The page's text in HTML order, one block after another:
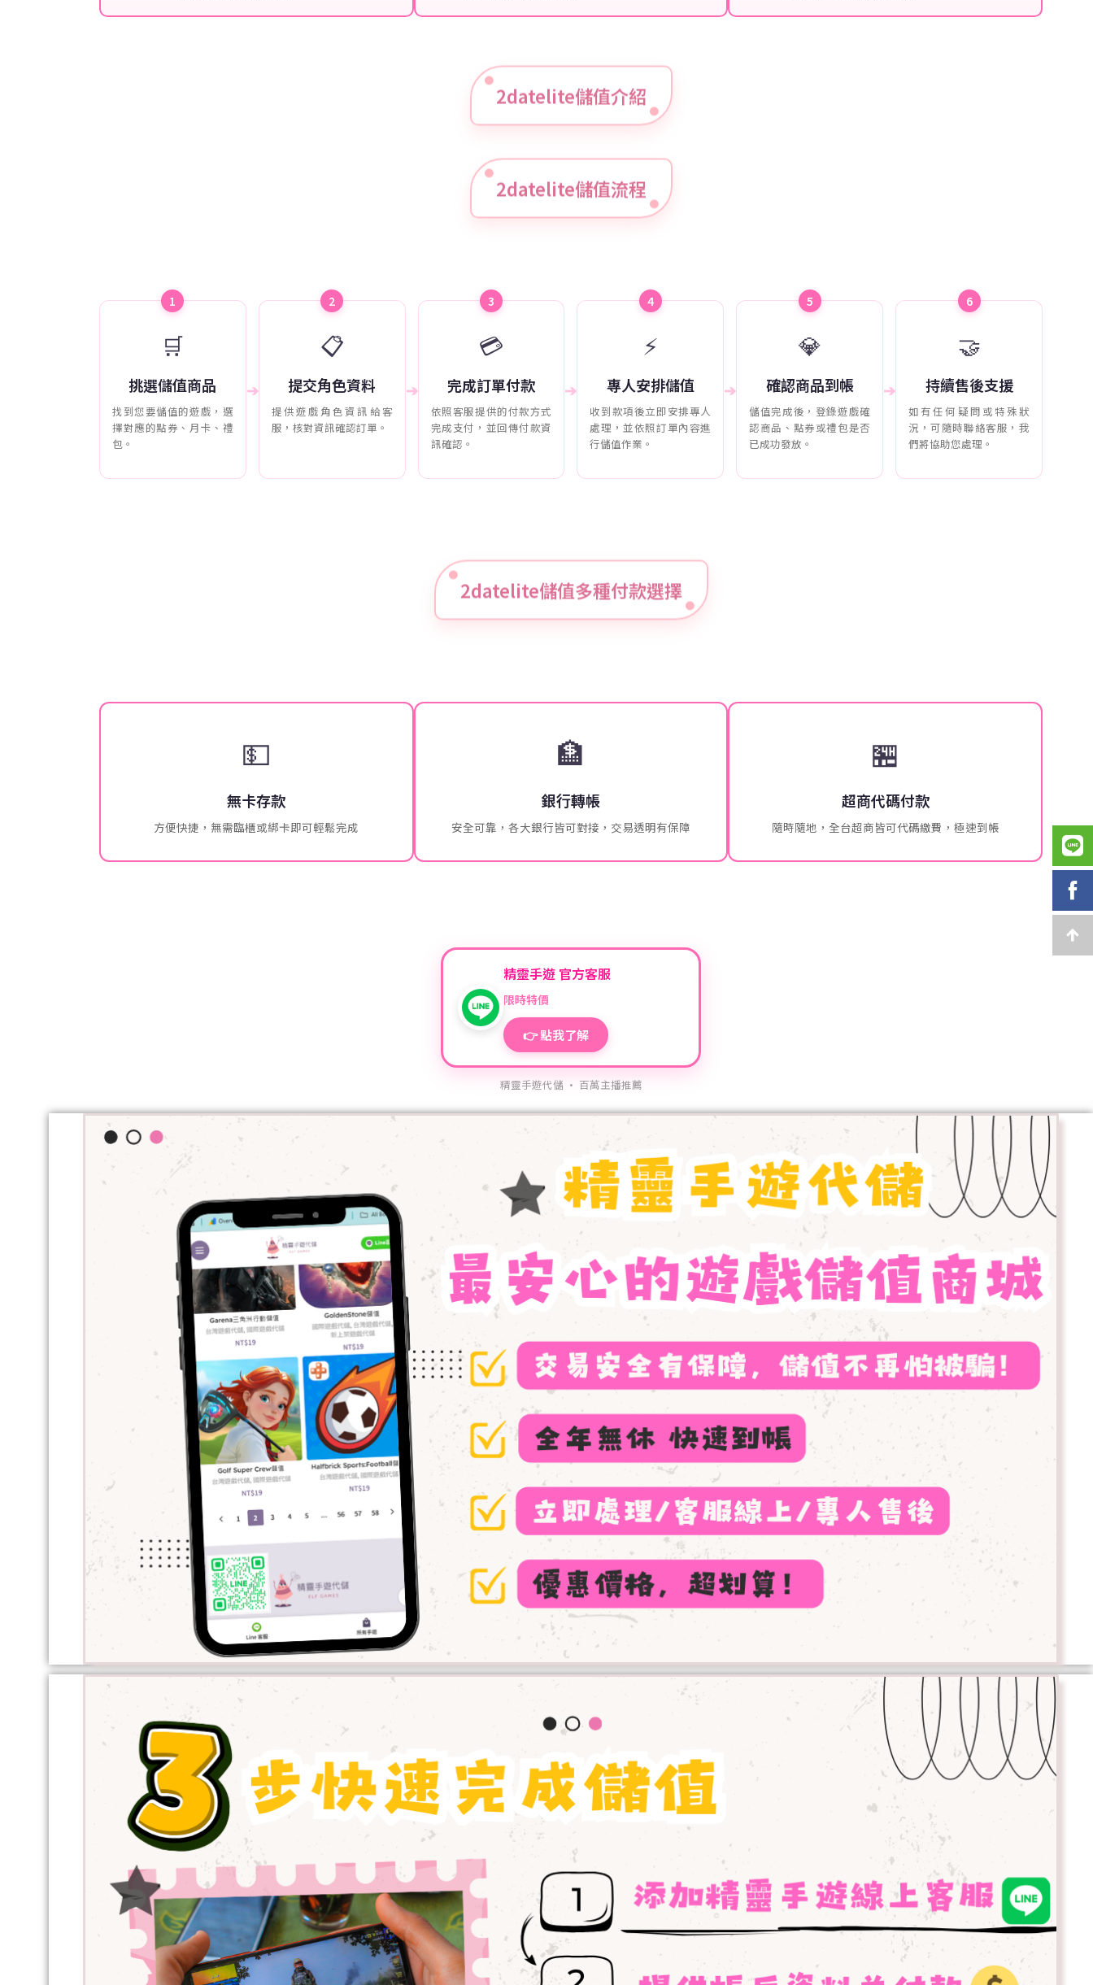
2datelite儲值介紹
2datelite儲值流程
1
🛒
挑選儲值商品
找到您要儲值的遊戲，選
擇對應的點券、月卡、禮
包。
➔
2
📋
提交角色資料
提供遊戲角色資訊給客
服，核對資訊確認訂單。
➔
3
💳
完成訂單付款
依照客服提供的付款方式
完成支付，並回傳付款資
訊確認。
➔
4
⚡
專人安排儲值
收到款項後立即安排專人
處理，並依照訂單內容進
行儲值作業。
➔
5
💎
確認商品到帳
儲值完成後，登錄遊戲確
認商品、點券或禮包是否
已成功發放。
➔
6
🤝
持續售後支援
如有任何疑問或特殊狀
況，可隨時聯絡客服，我
們將協助您處理。
2datelite儲值多種付款選擇
💵
無卡存款
方便快捷，無需臨櫃或綁卡即可輕鬆完成
🏦
銀行轉帳
安全可靠，各大銀行皆可對接，交易透明有保障
🏪
超商代碼付款
隨時隨地，全台超商皆可代碼繳費，極速到帳
精靈手遊 官方客服
限時特價
👉 點我了解
精靈手遊代儲 · 百萬主播推薦